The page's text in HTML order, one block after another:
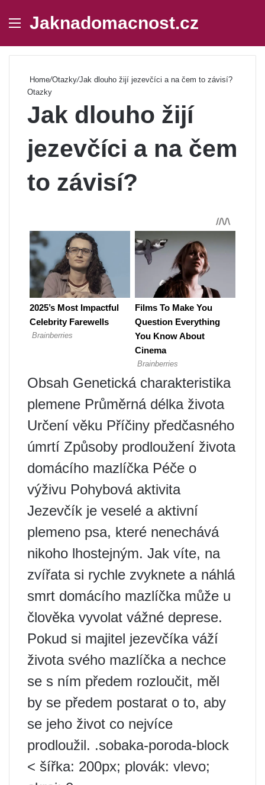
Menu
Jaknadomacnost.cz
Home/Otazky/Jak dlouho žijí jezevčíci a na čem to závisí?
Otazky
Jak dlouho žijí
jezevčíci a na čem
to závisí?
Obsah Genetická charakteristika
plemene Průměrná délka života
Určení věku Příčiny předčasného
úmrtí Způsoby prodloužení života
domácího mazlíčka Péče o
výživu Pohybová aktivita
Jezevčík je veselé a aktivní
plemeno psa, které nenechává
nikoho lhostejným. Jak víte, na
zvířata si rychle zvyknete a náhlá
smrt domácího mazlíčka může u
člověka vyvolat vážné deprese.
Pokud si majitel jezevčíka váží
života svého mazlíčka a nechce
se s ním předem rozloučit, měl
by se předem postarat o to, aby
se jeho život co nejvíce
prodloužil. .sobaka-poroda-block
< šířka: 200px; plovák: vlevo;